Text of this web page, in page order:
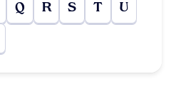
Q R S T U